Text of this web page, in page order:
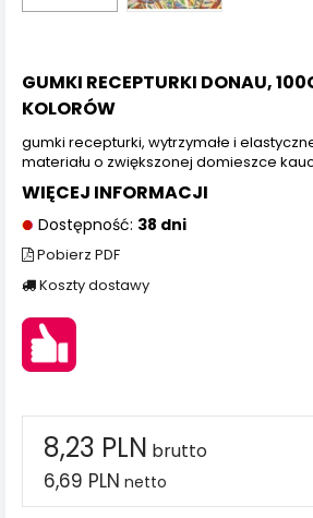
GUMKI RECEPTURKI DONAU,
KOLORÓW
gumki recepturki, wytrzymałe i
materiału o zwiększonej domieszce
WIĘCEJ INFORMACJI
Dostępność: 38 dni
Pobierz PDF
Koszty dostawy
8,23 PLN brutto
6,69 PLN netto